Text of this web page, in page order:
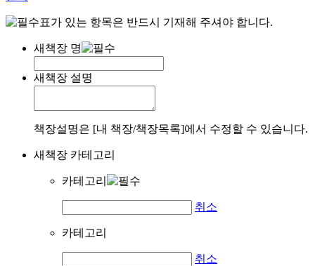
표가 있는 항목은 반드시 기재해 주셔야 합니다.
새책장 명
새책장 설명
책장설명은 [내 책장/책장목록]에서 수정할 수 있습니다.
새책장 카테고리
카테고리
취소
카테고리
취소